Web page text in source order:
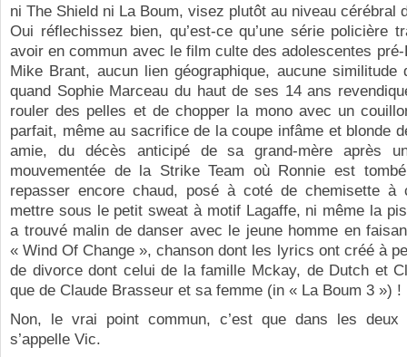
ni The Shield ni La Boum, visez plutôt au niveau cérébral
Oui réflechissez bien, qu’est-ce qu’une série policière
avoir en commun avec le film culte des adolescentes
Mike Brant, aucun lien géographique, aucune similitude
quand Sophie Marceau du haut de ses 14 ans
rouler des pelles et de chopper la mono avec un
parfait, même au sacrifice de la coupe infâme et blonde
amie, du décès anticipé de sa grand-mère après
mouvementée de la Strike Team où Ronnie est
repasser encore chaud, posé à coté de chemisette à
mettre sous le petit sweat à motif Lagaffe, ni même la
a trouvé malin de danser avec le jeune homme en
« Wind Of Change », chanson dont les lyrics ont créé à
de divorce dont celui de la famille Mckay, de Dutch et
que de Claude Brasseur et sa femme (in « La Boum 3 ») !
Non, le vrai point commun, c’est que dans les
s’appelle Vic.